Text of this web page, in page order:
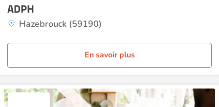
ADPH
Hazebrouck (59190)
En savoir plus